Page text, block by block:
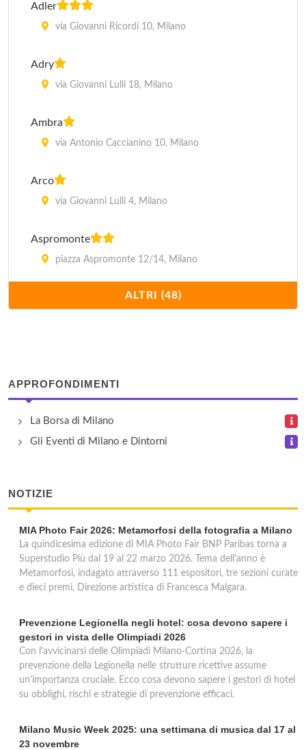
Adler
via Giovanni Ricordi 10, Milano
Adry
via Giovanni Lulli 18, Milano
Ambra
via Antonio Caccianino 10, Milano
Arco
via Giovanni Lulli 4, Milano
Aspromonte
piazza Aspromonte 12/14, Milano
via Nicola Antonio Porpora 87, Milano
Chopin
Cremona
ALTRI (48)
APPROFONDIMENTI
La Borsa di Milano
Gli Eventi di Milano e Dintorni
NOTIZIE
MIA Photo Fair 2026: Metamorfosi della fotografia a Milano
La quindicesima edizione di MIA Photo Fair BNP Paribas torna a
Superstudio Più dal 19 al 22 marzo 2026. Tema dell'anno è
Metamorfosi, indagato attraverso 111 espositori, tre sezioni curate
e dieci premi. Direzione artistica di Francesca Malgara.
Prevenzione Legionella negli hotel: cosa devono sapere i
gestori in vista delle Olimpiadi 2026
Con l'avvicinarsi delle Olimpiadi Milano-Cortina 2026, la
prevenzione della Legionella nelle strutture ricettive assume
un'importanza cruciale. Ecco cosa devono sapere i gestori di hotel
su obblighi, rischi e strategie di prevenzione efficaci.
Milano Music Week 2025: una settimana di musica dal 17 al
23 novembre